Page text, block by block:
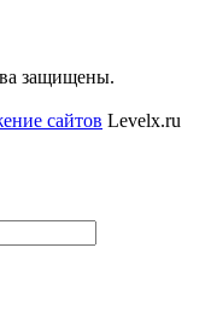
защищены.
сайтов Levelx.ru